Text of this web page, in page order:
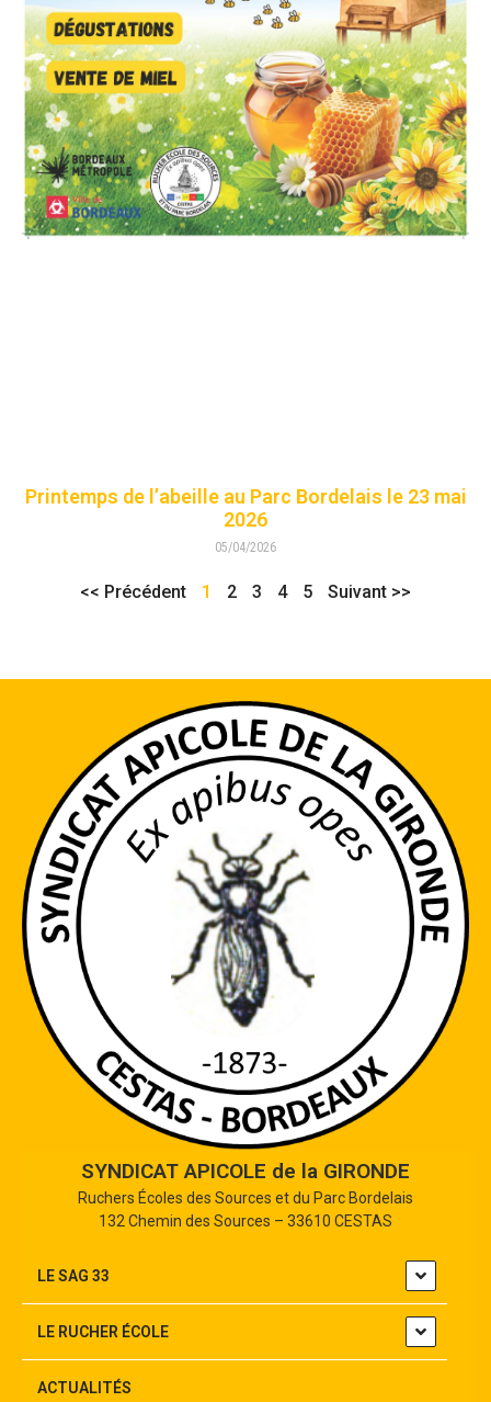
Printemps de l’abeille au Parc Bordelais le 23 mai
2026
05/04/2026
<< Précédent 1 2 3 4 5 Suivant >>
SYNDICAT APICOLE de la GIRONDE
Ruchers Écoles des Sources et du Parc Bordelais
132 Chemin des Sources – 33610 CESTAS
LE SAG 33
LE RUCHER ÉCOLE
ACTUALITÉS